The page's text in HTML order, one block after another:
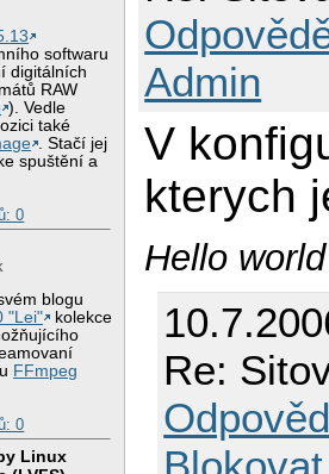
softwaru
digitálních
RAW
). Vedle
také
. Stačí jej
spuštění a
0
blogu
"Lei"
kolekce
FFmpeg
0
Linux
Admin
V
kterych
Hello
Re: